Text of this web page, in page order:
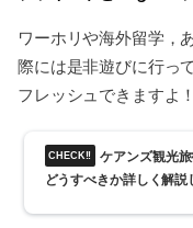
ワーホリや海外留学，
際には是非遊びに行っ
フレッシュできますよ！
ケアンズ観光
どうすべきか詳しく解説